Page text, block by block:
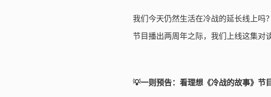
我们今天仍然生活在冷战的延长线上吗
节目播出两周年之际，我们上线这集对
💡一则预告：看理想《冷战的故事》节